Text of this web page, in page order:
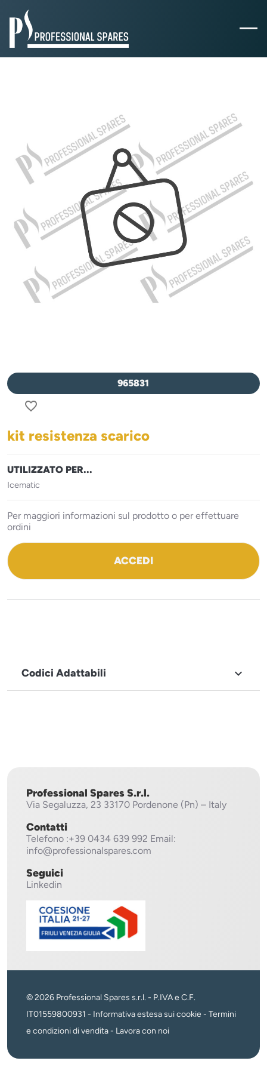
965831
favorite_border
kit resistenza scarico
UTILIZZATO PER...
Icematic
Per maggiori informazioni sul prodotto o per effettuare
ordini
ACCEDI
Codici Adattabili 
Professional Spares S.r.l.
Via Segaluzza, 23 33170 Pordenone (Pn) – Italy
Contatti
Telefono :+39 0434 639 992 Email:
info@professionalspares.com
Seguici
Linkedin
© 2026 Professional Spares s.r.l. - P.IVA e C.F.
IT01559800931 - Informativa estesa sui cookie - Termini
e condizioni di vendita- Lavora con noi